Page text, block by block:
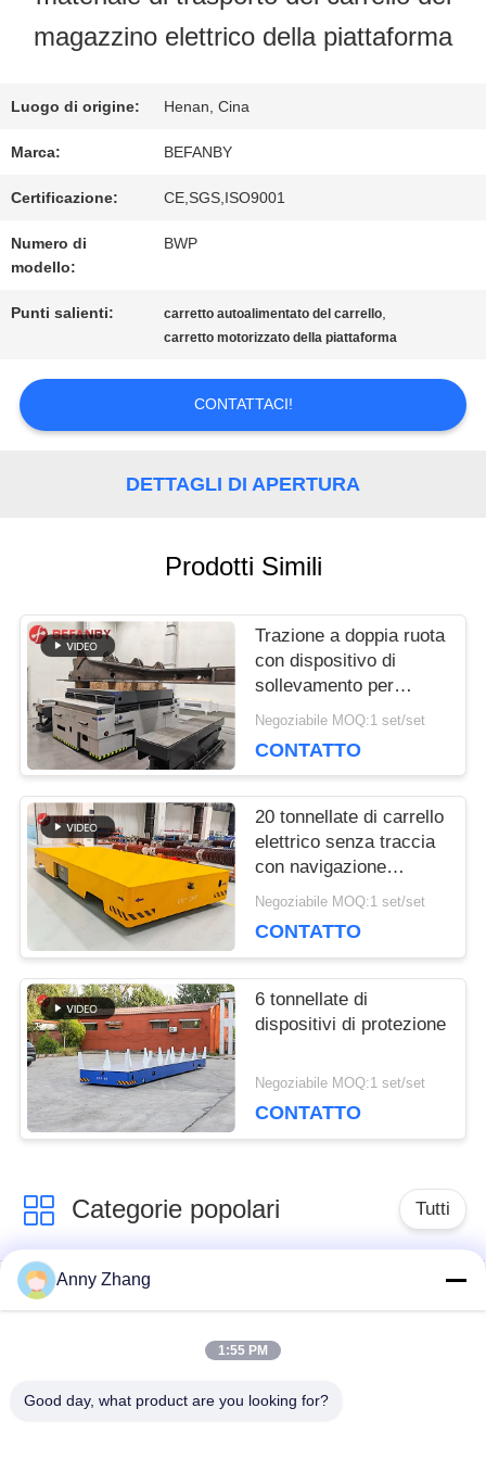
FABBRICA
CONTROLLO
DI
QUALITÀ
MAPPA
DEL
SITO
PRIVACY
POLICY
magazzino elettrico della piattaforma
Luogo di origine: Henan, Cina
Marca: BEFANBY
Certificazione: CE,SGS,ISO9001
Numero di
modello:
BWP
Punti salienti: carretto autoalimentato del carrello,
carretto motorizzato della piattaforma
CONTATTACI!
DETTAGLI DI APERTURA
Prodotti Simili
Trazione a doppia ruota
con dispositivo di
sollevamento per
veicolo di trasferimento
Negoziabile MOQ:1 set/set
CONTATTO
20 tonnellate di carrello
elettrico senza traccia
con navigazione
magnetica
Negoziabile MOQ:1 set/set
CONTATTO
6 tonnellate di
dispositivi di protezione
Negoziabile MOQ:1 set/set
CONTATTO
Categorie popolari Tutti
carretto di
trasferimento della
carretto non cingolato
carretto di
Anny Zhang
1:55 PM
Good day, what product are you looking for?